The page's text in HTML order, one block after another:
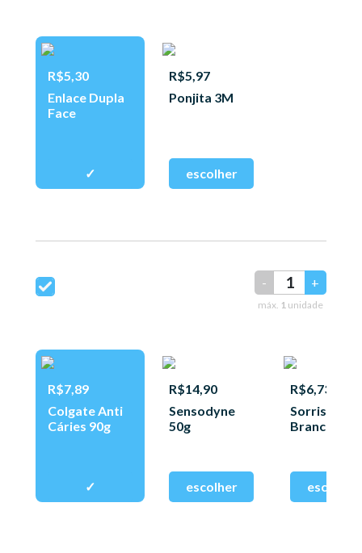
R$5,30
Enlace Dupla
Face
R$5,97
Ponjita 3M
- +
máx. 1 unidade
R$7,89
Colgate Anti
Cáries 90g
R$14,90
Sensodyne
50g
R$6,73
Sorriso D.
Brancos